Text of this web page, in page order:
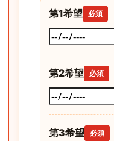
第1希望 必須
第2希望 必須
第3希望 必須